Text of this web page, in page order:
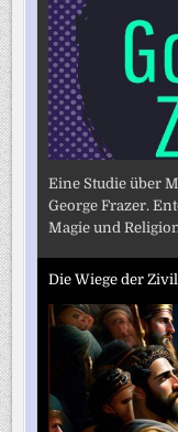
Eine Studie über
George Frazer.
Magie und
Die Wiege der